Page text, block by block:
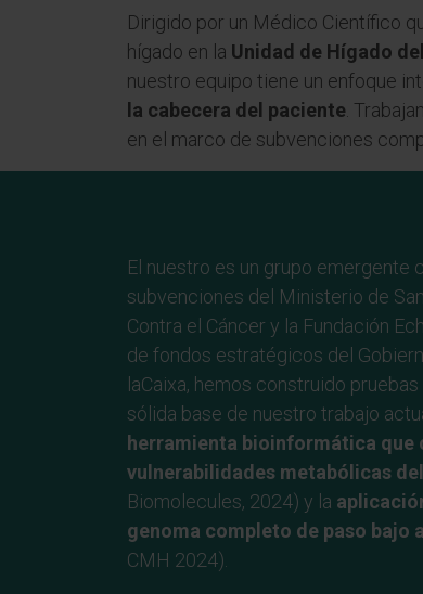
Dirigido por un Médico Científico
hígado en la Unidad de Hígado
nuestro equipo tiene un enfoque
la cabecera del paciente .
en el marco de subvenciones
El nuestro es un grupo emergente
subvenciones del Ministerio de
Contra el Cáncer y la Fundación
de fondos estratégicos del
laCaixa, hemos construido
sólida base de nuestro trabajo
herramienta bioinformática que
vulnerabilidades metabólicas
Biomolecules, 2024) y la
genoma completo de paso bajo
CMH 2024).